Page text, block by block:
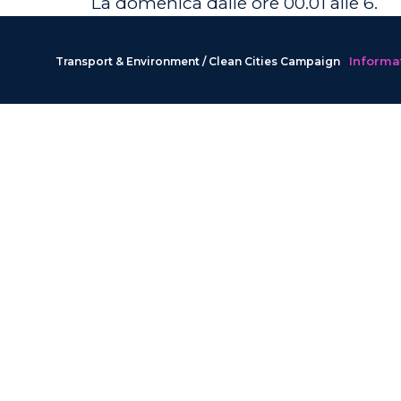
Transport & Environment / Clean Cities Campaign